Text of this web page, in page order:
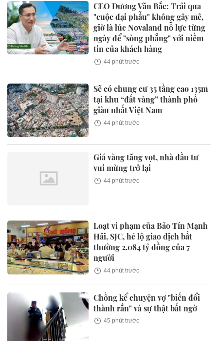
CEO Dương Văn Bắc: Trải qua
"cuộc đại phẫu" không gây mê,
giờ là lúc Novaland nỗ lực từng
ngày để "sòng phẳng" với niềm
tin của khách hàng
44 phút trước
Sẽ có chung cư 35 tầng cao 135m
tại khu “đất vàng” thành phố
giàu nhất Việt Nam
44 phút trước
Giá vàng tăng vọt, nhà đầu tư
vui mừng trở lại
44 phút trước
Loạt vi phạm của Bảo Tín Mạnh
Hải, SJC, hé lộ giao dịch bất
thường 2.084 tỷ đồng của 7
người
44 phút trước
Chồng kể chuyện vợ "biến đổi
thành rắn" và sự thật bất ngờ
45 phút trước